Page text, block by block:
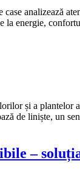
analizează
la energie,
și a plantelor
de liniște, un
–